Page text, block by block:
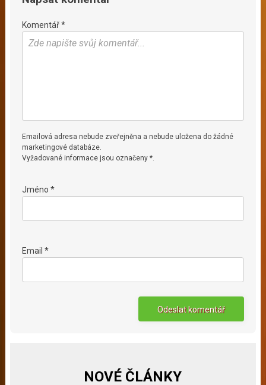
Komentář *
Emailová adresa nebude zveřejněna a nebude uložena do žádné
marketingové databáze.
Vyžadované informace jsou označeny *.
Jméno *
Email *
NOVÉ ČLÁNKY